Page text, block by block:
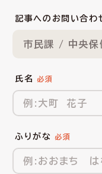
記事へのお問い合わ
市民課 / 中央保
氏名
ふりがな